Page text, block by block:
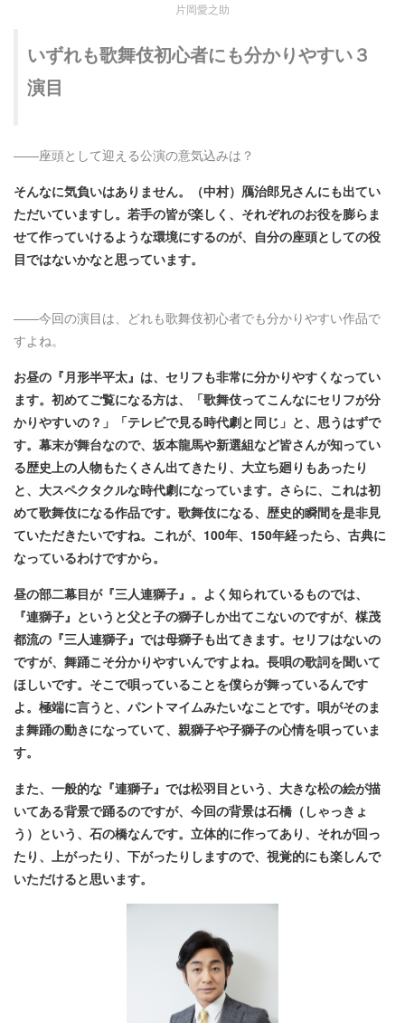
片岡愛之助
いずれも歌舞伎初心者にも分かりやすい３
演目
――座頭として迎える公演の意気込みは？
そんなに気負いはありません。（中村）鴈治郎兄さんにも出てい
ただいていますし。若手の皆が楽しく、それぞれのお役を膨らま
せて作っていけるような環境にするのが、自分の座頭としての役
目ではないかなと思っています。
――今回の演目は、どれも歌舞伎初心者でも分かりやすい作品で
すよね。
お昼の『月形半平太』は、セリフも非常に分かりやすくなってい
ます。初めてご覧になる方は、「歌舞伎ってこんなにセリフが分
かりやすいの？」「テレビで見る時代劇と同じ」と、思うはずで
す。幕末が舞台なので、坂本龍馬や新選組など皆さんが知ってい
る歴史上の人物もたくさん出てきたり、大立ち廻りもあったり
と、大スペクタクルな時代劇になっています。さらに、これは初
めて歌舞伎になる作品です。歌舞伎になる、歴史的瞬間を是非見
ていただきたいですね。これが、100年、150年経ったら、古典に
なっているわけですから。
昼の部二幕目が『三人連獅子』。よく知られているものでは、
『連獅子』というと父と子の獅子しか出てこないのですが、楳茂
都流の『三人連獅子』では母獅子も出てきます。セリフはないの
ですが、舞踊こそ分かりやすいんですよね。長唄の歌詞を聞いて
ほしいです。そこで唄っていることを僕らが舞っているんです
よ。極端に言うと、パントマイムみたいなことです。唄がそのま
ま舞踊の動きになっていて、親獅子や子獅子の心情を唄っていま
す。
また、一般的な『連獅子』では松羽目という、大きな松の絵が描
いてある背景で踊るのですが、今回の背景は石橋（しゃっきょ
う）という、石の橋なんです。立体的に作ってあり、それが回っ
たり、上がったり、下がったりしますので、視覚的にも楽しんで
いただけると思います。